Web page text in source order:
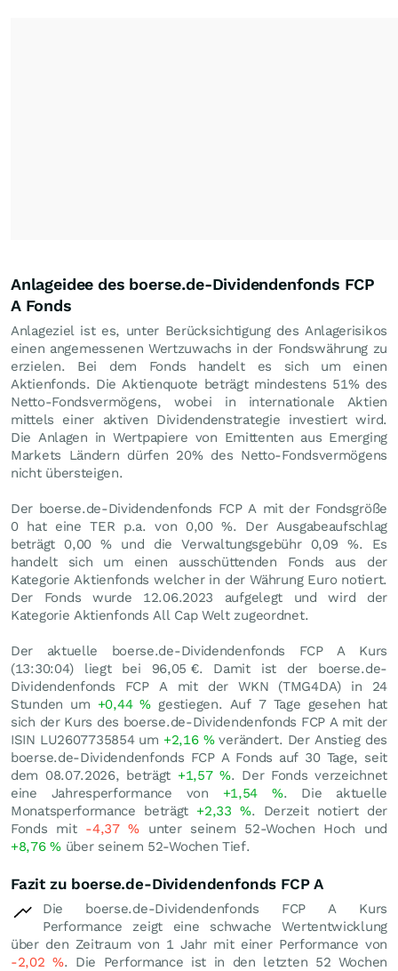
Anlageidee des boerse.de-Dividendenfonds FCP
A Fonds
Anlageziel ist es, unter Berücksichtigung des Anlagerisikos
einen angemessenen Wertzuwachs in der Fondswährung zu
erzielen. Bei dem Fonds handelt es sich um einen
Aktienfonds. Die Aktienquote beträgt mindestens 51% des
Netto-Fondsvermögens, wobei in internationale Aktien
mittels einer aktiven Dividendenstrategie investiert wird.
Die Anlagen in Wertpapiere von Emittenten aus Emerging
Markets Ländern dürfen 20% des Netto-Fondsvermögens
nicht übersteigen.
Der boerse.de-Dividendenfonds FCP A mit der Fondsgröße
0 hat eine TER p.a. von 0,00 %. Der Ausgabeaufschlag
beträgt 0,00 % und die Verwaltungsgebühr 0,09 %. Es
handelt sich um einen ausschüttenden Fonds aus der
Kategorie Aktienfonds welcher in der Währung Euro notiert.
Der Fonds wurde 12.06.2023 aufgelegt und wird der
Kategorie Aktienfonds All Cap Welt zugeordnet.
Der aktuelle boerse.de-Dividendenfonds FCP A Kurs
(13:30:04) liegt bei 96,05 €. Damit ist der boerse.de-
Dividendenfonds FCP A mit der WKN (TMG4DA) in 24
Stunden um +0,44% gestiegen. Auf 7 Tage gesehen hat
sich der Kurs des boerse.de-Dividendenfonds FCP A mit der
ISIN LU2607735854 um +2,16 %verändert. Der Anstieg des
boerse.de-Dividendenfonds FCP A Fonds auf 30 Tage, seit
dem 08.07.2026, beträgt +1,57%. Der Fonds verzeichnet
eine Jahresperformance von +1,54%. Die aktuelle
Monatsperformance beträgt +2,33 %. Derzeit notiert der
Fonds mit -4,37% unter seinem 52-Wochen Hoch und
+8,76%über seinem 52-Wochen Tief.
Fazit zu boerse.de-Dividendenfonds FCP A
Die boerse.de-Dividendenfonds FCP A Kurs
Performance zeigt eine schwache Wertentwicklung
über den Zeitraum von 1 Jahr mit einer Performance von
-2,02%. Die Performance ist in den letzten 52 Wochen